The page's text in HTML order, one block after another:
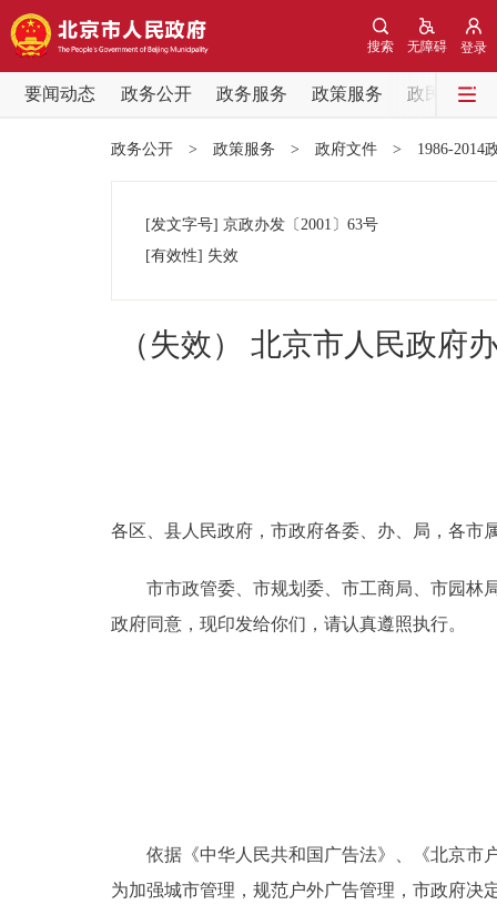
登录
无障碍
搜索
要闻动态 政务公开 政务服务 政策服务
政民互动
党中央精神
政务公开
政务服务
政民互动
政务公开 > 政策服务 > 政府文件 > 1986-2014
[发文字号] 京政办发 〔2001〕 63号
[有效性] 失效
（失效） 北京市人民政府
各区、县人民政府，市政府各委、办、局，各市
市市政管委、市规划委、市工商局、市园林局
政府同意，现印发给你们，请认真遵照执行。
依据《中华人民共和国广告法》、《北京市户
为加强城市管理，规范户外广告管理，市政府决